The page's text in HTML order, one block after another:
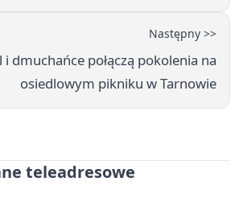
Następny >>
i dmuchańce połączą pokolenia na
osiedlowym pikniku w Tarnowie
teleadresowe